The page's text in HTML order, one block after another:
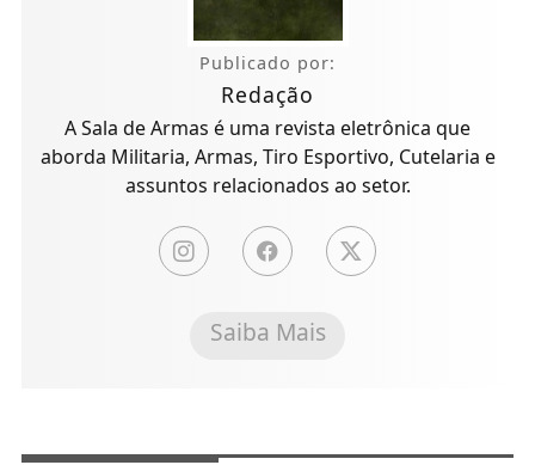
Publicado por:
Redação
A Sala de Armas é uma revista eletrônica que
aborda Militaria, Armas, Tiro Esportivo, Cutelaria e
assuntos relacionados ao setor.
Saiba Mais